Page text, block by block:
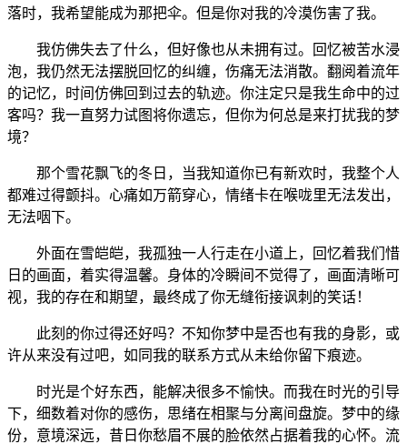
落时，我希望能成为那把伞。但是你对我的冷漠伤害了我。
我仿佛失去了什么，但好像也从未拥有过。回忆被苦水浸
泡，我仍然无法摆脱回忆的纠缠，伤痛无法消散。翻阅着流年
的记忆，时间仿佛回到过去的轨迹。你注定只是我生命中的过
客吗？我一直努力试图将你遗忘，但你为何总是来打扰我的梦
境？
那个雪花飘飞的冬日，当我知道你已有新欢时，我整个人
都难过得颤抖。心痛如万箭穿心，情绪卡在喉咙里无法发出，
无法咽下。
外面在雪皑皑，我孤独一人行走在小道上，回忆着我们惜
日的画面，着实得温馨。身体的冷瞬间不觉得了，画面清晰可
视，我的存在和期望，最终成了你无缝衔接讽刺的笑话！
此刻的你过得还好吗？不知你梦中是否也有我的身影，或
许从来没有过吧，如同我的联系方式从未给你留下痕迹。
时光是个好东西，能解决很多不愉快。而我在时光的引导
下，细数着对你的感伤，思绪在相聚与分离间盘旋。梦中的缘
份，意境深远，昔日你愁眉不展的脸依然占据着我的心怀。 流